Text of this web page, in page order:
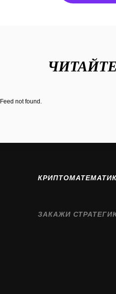
Feed not found.
ЗАКАЖИ